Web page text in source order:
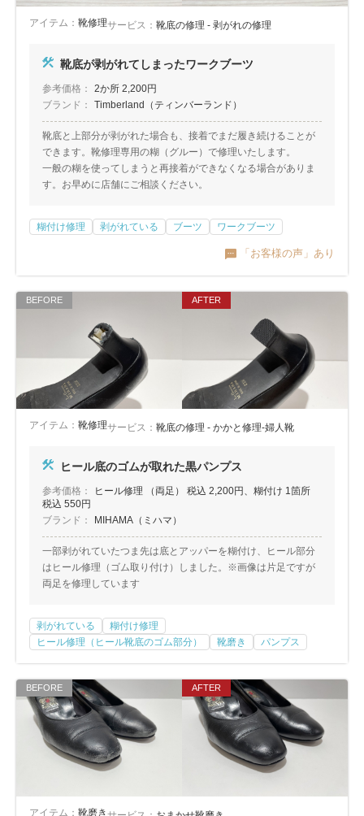
アイテム： 靴修理サービス： 靴底の修理 - 剥がれの修理
靴底が剥がれてしまったワークブーツ
参考価格：
2か所 2,200円
ブランド：
Timberland（ティンバーランド）
靴底と上部分が剥がれた場合も、接着でまだ履き続けることが
できます。靴修理専用の糊（グルー）で修理いたします。
一般の糊を使ってしまうと再接着ができなくなる場合がありま
す。お早めに店舗にご相談ください。
糊付け修理 剥がれている ブーツ ワークブーツ
「お客様の声」あり
アイテム： 靴修理サービス： 靴底の修理 - かかと修理-婦人靴
ヒール底のゴムが取れた黒パンプス
参考価格：
ヒール修理 （両足） 税込 2,200円、糊付け 1箇所
税込 550円
ブランド：
MIHAMA（ミハマ）
一部剥がれていたつま先は底とアッパーを糊付け、ヒール部分
はヒール修理（ゴム取り付け）しました。※画像は片足ですが
両足を修理しています
剥がれている
糊付け修理
ヒール修理（ヒール靴底のゴム部分）
靴磨き パンプス
アイテム： 靴磨き